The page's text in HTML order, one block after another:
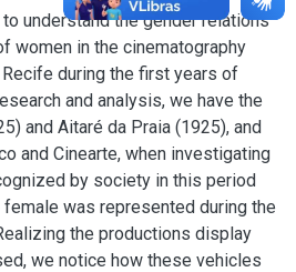
understand the gender relations
women in the cinematography
during the first years of
and analysis, we have the
and Aitaré da Praia (1925), and
and Cinearte, when investigating
by society in this period
was represented during the
the productions display
we notice how these vehicles